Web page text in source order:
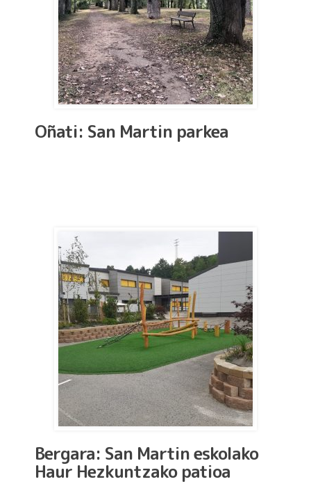
Oñati: San Martin parkea
Bergara: San Martin eskolako
Haur Hezkuntzako patioa